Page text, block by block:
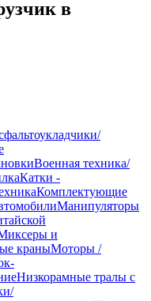
в
Военная техника/
Катки -
Комплектующие
Манипуляторы
и
краныМоторы /
Низкорамные тралы с